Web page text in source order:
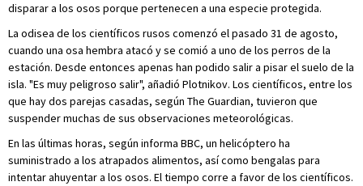
disparar a los osos porque pertenecen a una especie protegida.
La odisea de los científicos rusos comenzó el pasado 31 de agosto,
cuando una osa hembra atacó y se comió a uno de los perros de la
estación. Desde entonces apenas han podido salir a pisar el suelo de la
isla. "Es muy peligroso salir", añadió Plotnikov. Los científicos, entre los
que hay dos parejas casadas, según The Guardian, tuvieron que
suspender muchas de sus observaciones meteorológicas.
En las últimas horas, según informa BBC, un helicóptero ha
suministrado a los atrapados alimentos, así como bengalas para
intentar ahuyentar a los osos. El tiempo corre a favor de los científicos.